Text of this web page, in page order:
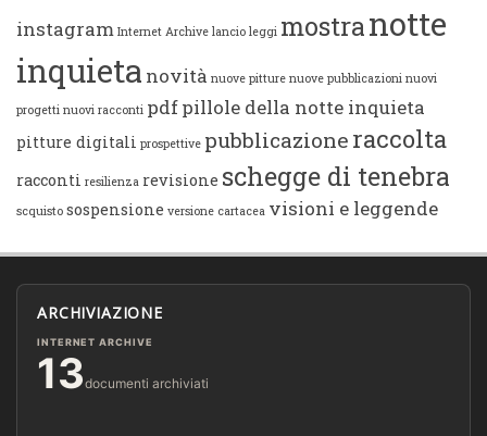
instagram Internet Archive lancio leggi mostranotte
inquieta novità nuove pitture nuove pubblicazioni nuovi
progetti nuovi racconti pdfpillole della notte inquieta
pitture digitali prospettive pubblicazione raccolta
racconti resilienza revisione schegge di tenebra
scquisto sospensione versione cartacea visioni e leggende
ARCHIVIAZIONE
INTERNET ARCHIVE
13documenti archiviati